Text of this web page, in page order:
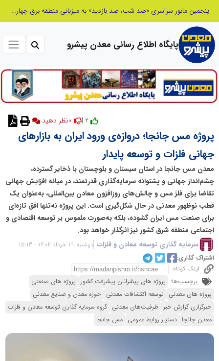
شانزدهمین مانور سراسری طرح مهتاب در استان تهران به میزبانی منطقه برق لواسان
پایگاه اطلاع رسانی معدن پیشرو
نظر دهید
پروژه مس جانجا؛ دروازه‌ی ورود ایران به بازارهای
جهانی فلزات و توسعه پایدار
معدن مس جانجا در استان سیستان و بلوچستان با ذخایر گسترده،
چشم‌انداز جهانی و پشتوانه سرمایه‌گذاری قدرتمند، در میانه افزایش جهانی
تقاضا برای فلز مس و چالش‌های روزافزون معادن بین‌المللی، به‌عنوان یک
قطب نوظهور معدنی در حال شکل‌گیری است. این پروژه نه‌تنها افق تازه‌ای
برای صنعت مس ایران گشوده، بلکه به‌صورت ملموس بر توسعه اقتصادی و
اجتماعی منطقه شرق کشور نیز اثرگذار خواهد بود.
سرمایه گذاری توسعه معادن و فلزات دوشنبه 19 خرداد 1404 - 15:13
اشتراک گذاری:
لینک کوتاه
برچسب‌ها: پروژه های پیشرانان پیشرفت کشور پروژه های صنعتی
پروژه های معدنی توسعه اکتشافات معدنی حوزه معدن و صنایع معدنی
خبرگزاری گزارش خبر ظرفیت‌های معدنی گروه سرمایه گذاری توسعه معادن و فلزات
معدن جانجا دستیار روابط عمومی مس جانجا